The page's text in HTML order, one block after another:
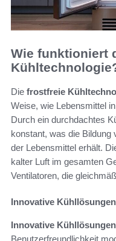
Wie funktioniert
Die frostfreie
Weise, wie Lebensmittel
Durch ein durchdachtes
konstant, was die Bildung
der Lebensmittel erhält.
kalter Luft im gesamten
Ventilatoren, die
Innovative
Innovative Kühllösungen
Benutzerfreundlichkeit